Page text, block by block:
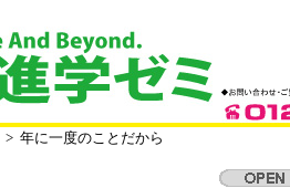
> 年に一度のことだから